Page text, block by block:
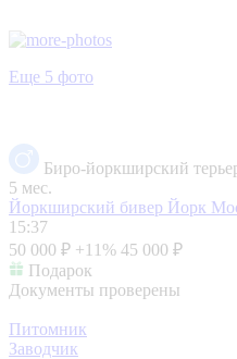
Еще 5 фото
Биро-йоркширский
5 мес.
Йоркширский бивер Йорк
15:37
50 000 ₽ +11% 45 000 ₽
Подарок
Документы проверены
Питомник
Заводчик